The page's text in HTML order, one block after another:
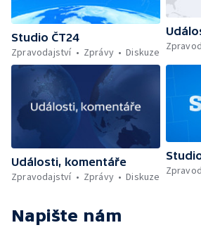
Studio ČT24
Zpravodajství
Zprávy Diskuze
Události, komentáře
Zpravodajství
Zprávy Diskuze
Napište nám